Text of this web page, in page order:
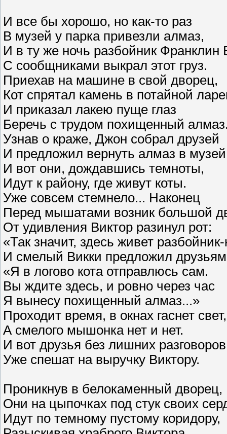
И все бы хорошо, но как-то раз
В музей у парка привезли алмаз,
И в ту же ночь разбойник Франклин
С сообщниками выкрал этот груз.
Приехав на машине в свой дворец,
Кот спрятал камень в потайной
И приказал лакею пуще глаз
Беречь с трудом похищенный
Узнав о краже, Джон собрал друзей
И предложил вернуть алмаз в
И вот они, дождавшись темноты,
Идут к району, где живут коты.
Уже совсем стемнело... Наконец
Перед мышатами возник большой
От удивления Виктор разинул рот:
«Так значит, здесь живет разбойник-
И смелый Викки предложил
«Я в логово кота отправлюсь сам.
Вы ждите здесь, и ровно через час
Я вынесу похищенный алмаз...»
Проходит время, в окнах гаснет свет,
А смелого мышонка нет и нет.
И вот друзья без лишних разговоров
Уже спешат на выручку Виктору.
Проникнув в белокаменный дворец,
Они на цыпочках под стук своих
Идут по темному пустому коридору,